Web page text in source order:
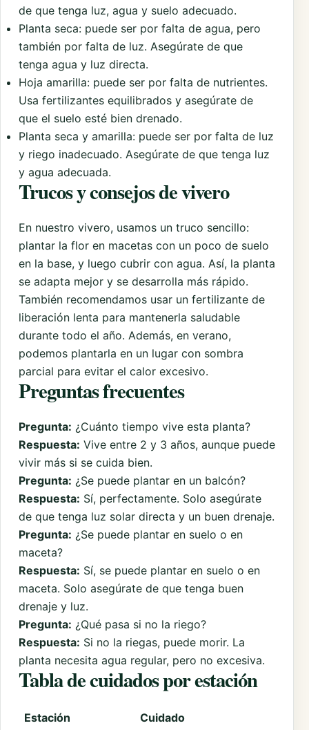
de que tenga luz, agua y suelo adecuado.
Planta seca: puede ser por falta de agua, pero
también por falta de luz. Asegúrate de que
tenga agua y luz directa.
Hoja amarilla: puede ser por falta de nutrientes.
Usa fertilizantes equilibrados y asegúrate de
que el suelo esté bien drenado.
Planta seca y amarilla: puede ser por falta de luz
y riego inadecuado. Asegúrate de que tenga luz
y agua adecuada.
Trucos y consejos de vivero
En nuestro vivero, usamos un truco sencillo:
plantar la flor en macetas con un poco de suelo
en la base, y luego cubrir con agua. Así, la planta
se adapta mejor y se desarrolla más rápido.
También recomendamos usar un fertilizante de
liberación lenta para mantenerla saludable
durante todo el año. Además, en verano,
podemos plantarla en un lugar con sombra
parcial para evitar el calor excesivo.
Preguntas frecuentes
Pregunta: ¿Cuánto tiempo vive esta planta?
Respuesta: Vive entre 2 y 3 años, aunque puede
vivir más si se cuida bien.
Pregunta: ¿Se puede plantar en un balcón?
Respuesta: Sí, perfectamente. Solo asegúrate
de que tenga luz solar directa y un buen drenaje.
Pregunta: ¿Se puede plantar en suelo o en
maceta?
Respuesta: Sí, se puede plantar en suelo o en
maceta. Solo asegúrate de que tenga buen
drenaje y luz.
Pregunta: ¿Qué pasa si no la riego?
Respuesta: Si no la riegas, puede morir. La
planta necesita agua regular, pero no excesiva.
Tabla de cuidados por estación
Estación
Cuidado